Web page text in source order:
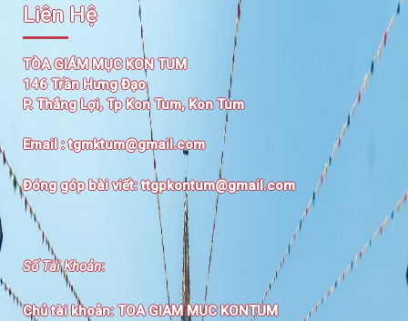
Liên Hệ
TÒA GIÁM MỤC KON TUM
146 Trần Hưng Đạo
P. Thắng Lợi, Tp Kon Tum, Kon Tum
Email :tgmktum@gmail.com
Đóng góp bài viết:ttgpkontum@gmail.com
Số Tài Khoản:
Chủ tài khoản:TOA GIAM MUC KONTUM